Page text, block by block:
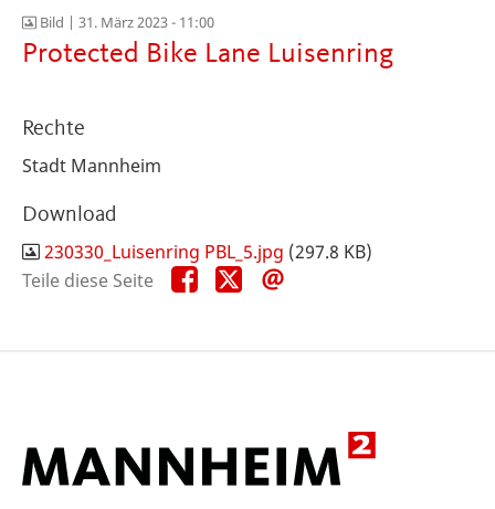
Bild | 31. März 2023 - 11:00
Protected Bike Lane Luisenring
Rechte
Stadt Mannheim
Download
230330_Luisenring PBL_5.jpg (297.8 KB)
Teile diese Seite
Teile
diese
Teile
diese